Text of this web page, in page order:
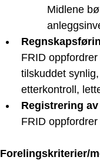
Midlene
FRID
tilskuddet
etterkontroll,
Registrering
FRID
Forelingskriterier/